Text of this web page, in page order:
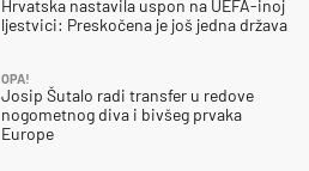
Hrvatska nastavila uspon na UEFA-inoj
ljestvici: Preskočena je još jedna država
OPA!
Josip Šutalo radi transfer u redove
nogometnog diva i bivšeg prvaka
Europe